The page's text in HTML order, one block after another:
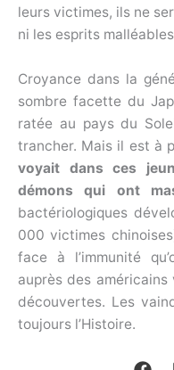
leurs victimes, ils ne
ni les esprits
Croyance dans la
sombre facette du
ratée au pays du
trancher. Mais il est à
voyait dans ces
démons qui ont
bactériologiques
000 victimes
face à l’immunité
auprès des
découvertes. Les
toujours l’Histoire.